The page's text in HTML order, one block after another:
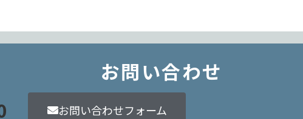
お問い合わせ
お問い合わせフォーム